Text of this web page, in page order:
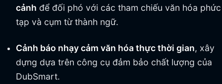
cảnh để đối phó với các tham chiếu văn hóa phức
tạp và cụm từ thành ngữ.
Cảnh báo nhạy cảm văn hóa thực thời gian, xây
dựng dựa trên công cụ đảm bảo chất lượng của
DubSmart.